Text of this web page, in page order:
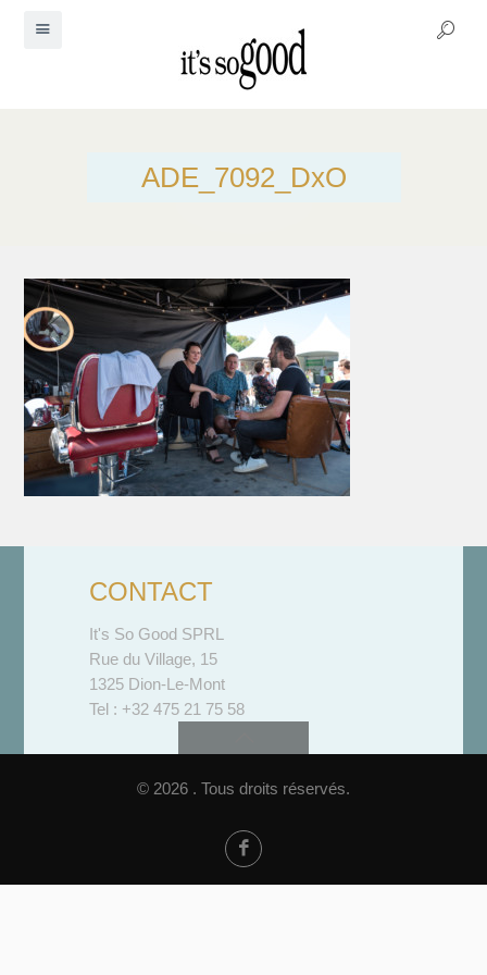
ADE_7092_DxO
CONTACT
It's So Good SPRL
Rue du Village, 15
1325 Dion-Le-Mont
Tel : +32 475 21 75 58
© 2026 . Tous droits réservés.